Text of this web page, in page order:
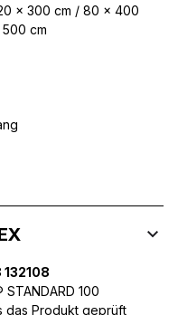
x 300 cm / 80 x 400
cm
100
das Produkt geprüft